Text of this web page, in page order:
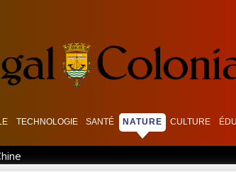
TECHNOLOGIE SANTÉ NATURE CULTURE